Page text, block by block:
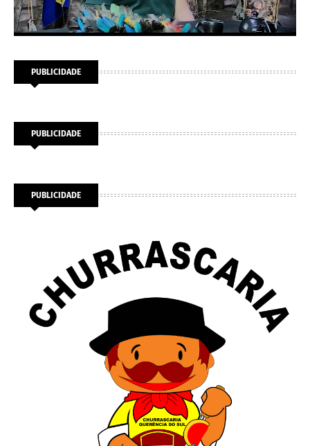
PUBLICIDADE
PUBLICIDADE
PUBLICIDADE